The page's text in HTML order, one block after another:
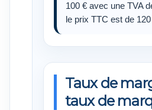
100 € avec une TVA
le prix TTC est de 120
Taux de
taux de